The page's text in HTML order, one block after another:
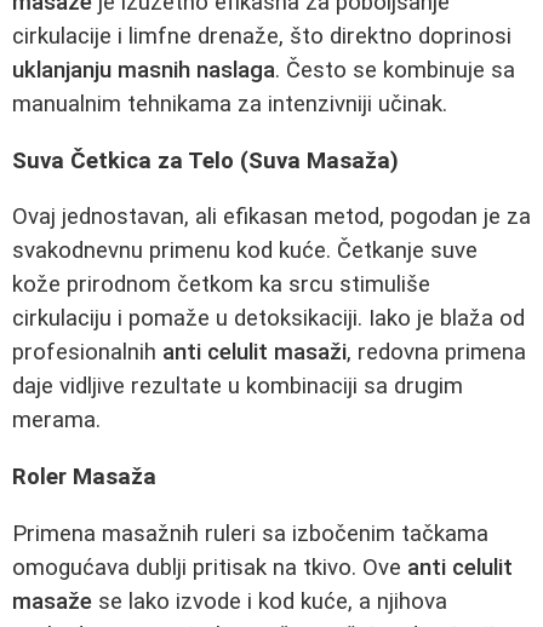
cirkulacije i limfne drenaže, što direktno doprinosi
uklanjanju masnih naslaga. Često se kombinuje sa
manualnim tehnikama za intenzivniji učinak.
Suva Četkica za Telo (Suva Masaža)
Ovaj jednostavan, ali efikasan metod, pogodan je za
svakodnevnu primenu kod kuće. Četkanje suve
kože prirodnom četkom ka srcu stimuliše
cirkulaciju i pomaže u detoksikaciji. Iako je blaža od
profesionalnih anti celulit masaži, redovna primena
daje vidljive rezultate u kombinaciji sa drugim
merama.
Roler Masaža
Primena masažnih ruleri sa izbočenim tačkama
omogućava dublji pritisak na tkivo. Ove anti celulit
masaže se lako izvode i kod kuće, a njihova